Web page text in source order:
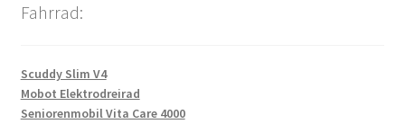
Fahrrad:
Scuddy Slim V4
Mobot Elektrodreirad
Seniorenmobil Vita Care 4000